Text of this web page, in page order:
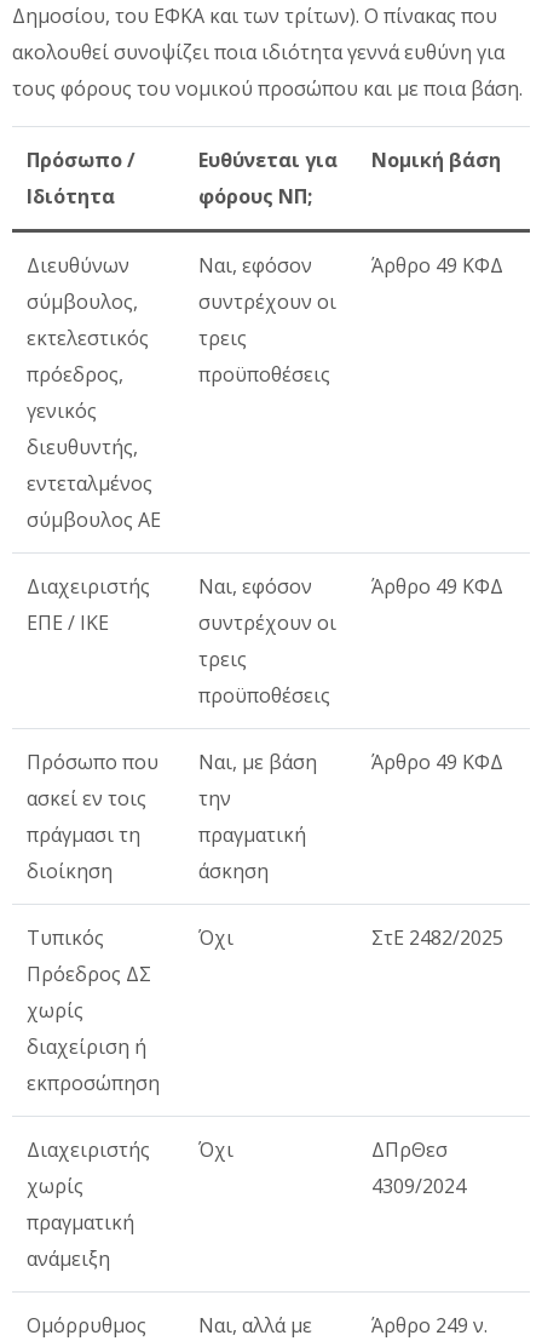
Δημοσίου, του ΕΦΚΑ και των τρίτων). Ο πίνακας που
ακολουθεί συνοψίζει ποια ιδιότητα γεννά ευθύνη για
τους φόρους του νομικού προσώπου και με ποια βάση.
Πρόσωπο /
Ιδιότητα
Ευθύνεται για
φόρους ΝΠ;
Νομική βάση
Διευθύνων
σύμβουλος,
εκτελεστικός
πρόεδρος,
γενικός
διευθυντής,
εντεταλμένος
σύμβουλος ΑΕ
Ναι, εφόσον
συντρέχουν οι
τρεις
προϋποθέσεις
Άρθρο 49 ΚΦΔ
Διαχειριστής
ΕΠΕ / ΙΚΕ
Ναι, εφόσον
συντρέχουν οι
τρεις
προϋποθέσεις
Άρθρο 49 ΚΦΔ
Πρόσωπο που
ασκεί εν τοις
πράγμασι τη
διοίκηση
Ναι, με βάση
την
πραγματική
άσκηση
Άρθρο 49 ΚΦΔ
Τυπικός
Πρόεδρος ΔΣ
χωρίς
διαχείριση ή
εκπροσώπηση
Όχι ΣτΕ 2482/2025
Διαχειριστής
χωρίς
πραγματική
ανάμειξη
Όχι
ΔΠρΘεσ
4309/2024
Ομόρρυθμος
Ναι, αλλά με
Άρθρο 249 ν.